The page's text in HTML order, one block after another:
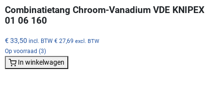
Combinatietang Chroom-Vanadium VDE KNIPEX
01 06 160
€ 33,50 incl. BTW € 27,69 excl. BTW
Op voorraad (3)
In winkelwagen